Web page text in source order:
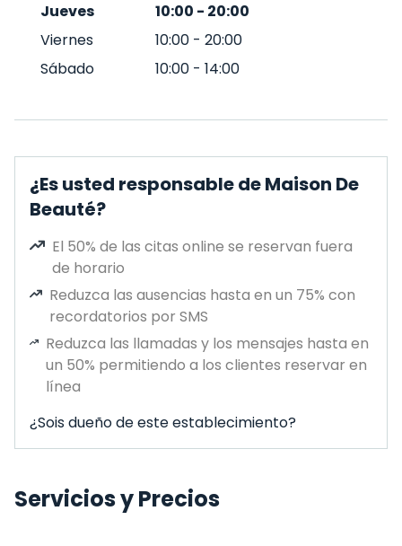
Jueves
10:00 - 20:00
Viernes
10:00 - 20:00
Sábado
10:00 - 14:00
¿Es usted responsable de Maison De
Beauté?
El 50% de las citas online se reservan fuera
de horario
Reduzca las ausencias hasta en un 75% con
recordatorios por SMS
Reduzca las llamadas y los mensajes hasta en
un 50% permitiendo a los clientes reservar en
línea
¿Sois dueño de este establecimiento?
Servicios y Precios